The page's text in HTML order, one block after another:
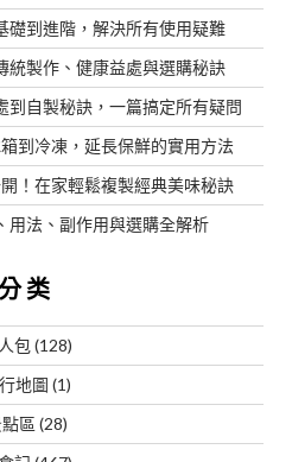
礎到進階，解決所有使用疑難
統製作、健康益處與選購秘訣
到自製秘訣，一篇搞定所有疑問
到冷凍，延長保鮮的實用方法
！在家輕鬆複製經典美味秘訣
用法、副作用與選購全解析
类
包 (128)
地圖 (1)
區 (28)